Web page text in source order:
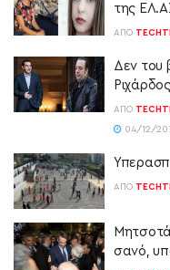
της
ΑΠΌ
Δεν του
ΑΠΌ
04/12/
ΑΠΌ
σανό,